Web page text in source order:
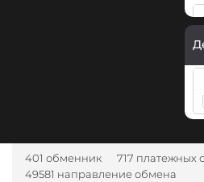
401 обменник
717 платежных
49581 направление обмена